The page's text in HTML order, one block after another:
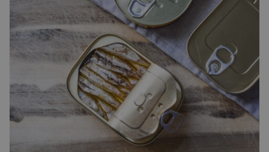
vojáků v permanentní pohotovosti. A pak je tu
Donald Kendall, generální ředitel společnosti
PepsiCo, který se v květnu roku 1989 stává
admirálem flotily, jež čítá sedmnáct […]